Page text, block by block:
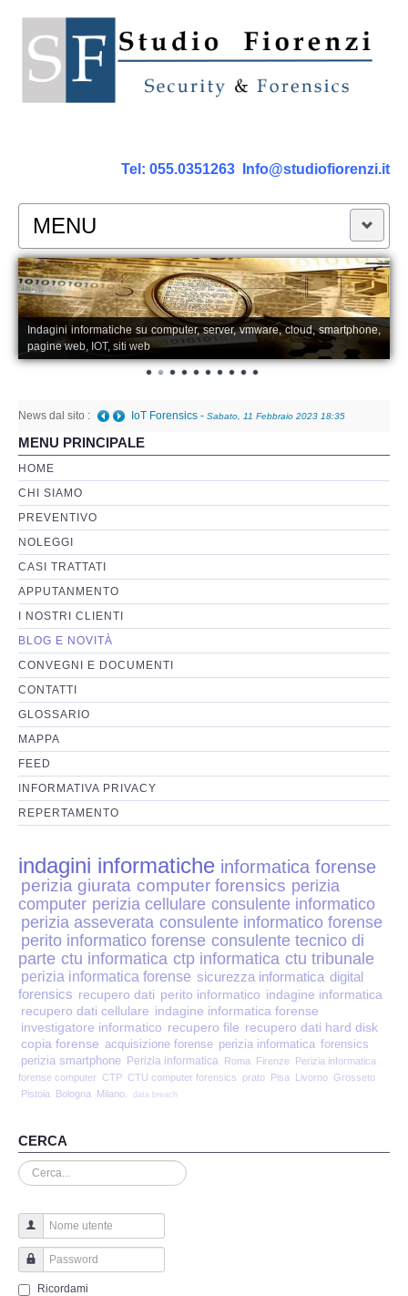
Tel: 055.0351263 Info@studiofiorenzi.it
MENU
PERIZIE
Perizia Computer
Perizia Smartphone Tablet,Cell.
Perizia Rete dati
Perizia Basi di Dati
Perizia Immagini e Video
Perzia su Software/Programmi
Perizia Fonica e Trascrizioni
Perizia su Social Network
Perizia Web Reputation
Perizia Host e Mainframe
Perizia Contratti ICT
Perizia Disp. Elettronici
Perizia Stalking
Perizia Cyber Bullismo
Incarichi CTU e CTP
Perizia Centralini PBX e VOIP
Perizia Estimo
Perizia Documento informatico
Perizia Cloud
Perizia E-mail
Perizia Truffa Banca e Online
Perizia Dash Cam
Indagini informatiche su computer, server, vmware, cloud, smartphone,
pagine web, IOT, siti web
News dal sito : IoT Forensics - Sabato, 11 Febbraio 2023 18:35
MENU PRINCIPALE
HOME
CHI SIAMO
PREVENTIVO
NOLEGGI
CASI TRATTATI
APPUTANMENTO
I NOSTRI CLIENTI
BLOG E NOVITÀ
CONVEGNI E DOCUMENTI
CONTATTI
GLOSSARIO
MAPPA
FEED
INFORMATIVA PRIVACY
REPERTAMENTO
indagini informatiche informatica forense
perizia giurata computer forensics perizia
computer perizia cellulare consulente informatico
perizia asseverata consulente informatico forense
perito informatico forense consulente tecnico di
parte ctu informatica ctp informatica ctu tribunale
perizia informatica forense sicurezza informatica digital
forensics recupero dati perito informatico indagine informatica
recupero dati cellulare indagine informatica forense
investigatore informatico recupero file recupero dati hard disk
copia forense acquisizione forense perizia informatica forensics
perizia smartphone Perizia informatica Roma Firenze Perizia informatica
forense computer CTP CTU computer forensics prato Pisa Livorno Grosseto
Pistoia
Bologna Milano. data breach
CERCA
Cerca...
Nome utente
Password
Ricordami